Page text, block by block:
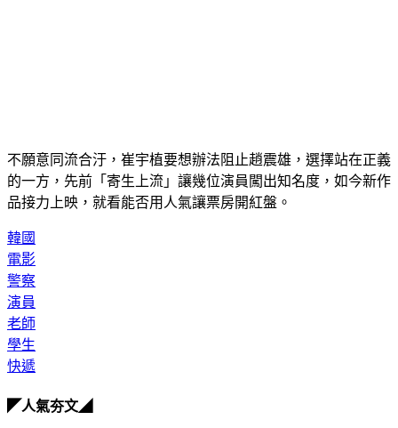
不願意同流合汙，崔宇植要想辦法阻止趙震雄，選擇站在正義
的一方，先前「寄生上流」讓幾位演員闖出知名度，如今新作
品接力上映，就看能否用人氣讓票房開紅盤。
韓國
電影
警察
演員
老師
學生
快遞
◤人氣夯文◢